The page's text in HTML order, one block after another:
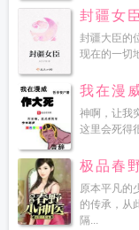
封疆女
封疆大臣的
现在的一切
我在漫
神啊，让我
这里会死得
极品春
原本平凡的
的传承，从
隔...